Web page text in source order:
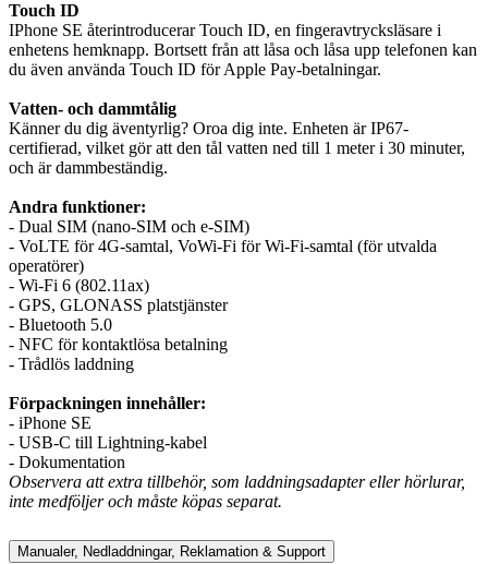
Touch ID
IPhone SE återintroducerar Touch ID, en fingeravtrycksläsare i
enhetens hemknapp. Bortsett från att låsa och låsa upp telefonen kan
du även använda Touch ID för Apple Pay-betalningar.
Vatten- och dammtålig
Känner du dig äventyrlig? Oroa dig inte. Enheten är IP67-
certifierad, vilket gör att den tål vatten ned till 1 meter i 30 minuter,
och är dammbeständig.
Andra funktioner:
- Dual SIM (nano-SIM och e-SIM)
- VoLTE för 4G-samtal, VoWi-Fi för Wi-Fi-samtal (för utvalda
operatörer)
- Wi-Fi 6 (802.11ax)
- GPS, GLONASS platstjänster
- Bluetooth 5.0
- NFC för kontaktlösa betalning
- Trådlös laddning
Förpackningen innehåller:
- iPhone SE
- USB-C till Lightning-kabel
- Dokumentation
Observera att extra tillbehör, som laddningsadapter eller hörlurar,
inte medföljer och måste köpas separat.
Manualer, Nedladdningar, Reklamation & Support